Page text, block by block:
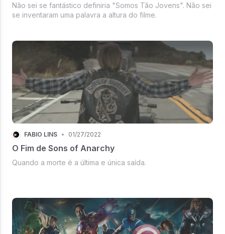
Não sei se fantástico definiria "Somos Tão Jovens". Não sei
se inventaram uma palavra a altura do filme.
FÁBIO LINS • 01/27/2022
O Fim de Sons of Anarchy
Quando a morte é a última e única saída.